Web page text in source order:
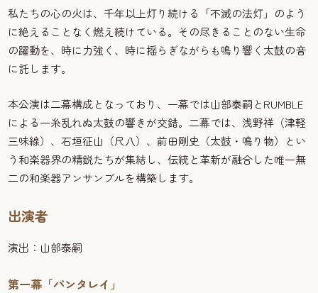
私たちの心の火は、千年以上灯り続ける「不滅の法灯」のよう
に絶えることなく燃え続けている。その尽きることのない生命
の躍動を、時に力強く、時に揺らぎながらも鳴り響く太鼓の音
に託します。
本公演は二幕構成となっており、一幕では山部泰嗣とRUMBLE
による一糸乱れぬ太鼓の響きが交錯。二幕では、浅野祥（津軽
三味線）、石垣征山（尺八）、前田剛史（太鼓・鳴り物）とい
う和楽器界の精鋭たちが集結し、伝統と革新が融合した唯一無
二の和楽器アンサンブルを構築します。
出演者
演出：山部泰嗣
第一幕「パンタレイ」